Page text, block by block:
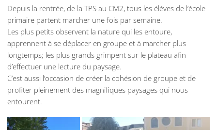
Depuis la rentrée, de la TPS au CM2, tous les élèves de l’école
primaire partent marcher une fois par semaine.
Les plus petits observent la nature qui les entoure,
apprennent à se déplacer en groupe et à marcher plus
longtemps; les plus grands grimpent sur le plateau afin
d’effectuer une lecture du paysage.
C’est aussi l’occasion de créer la cohésion de groupe et de
profiter pleinement des magnifiques paysages qui nous
entourent.